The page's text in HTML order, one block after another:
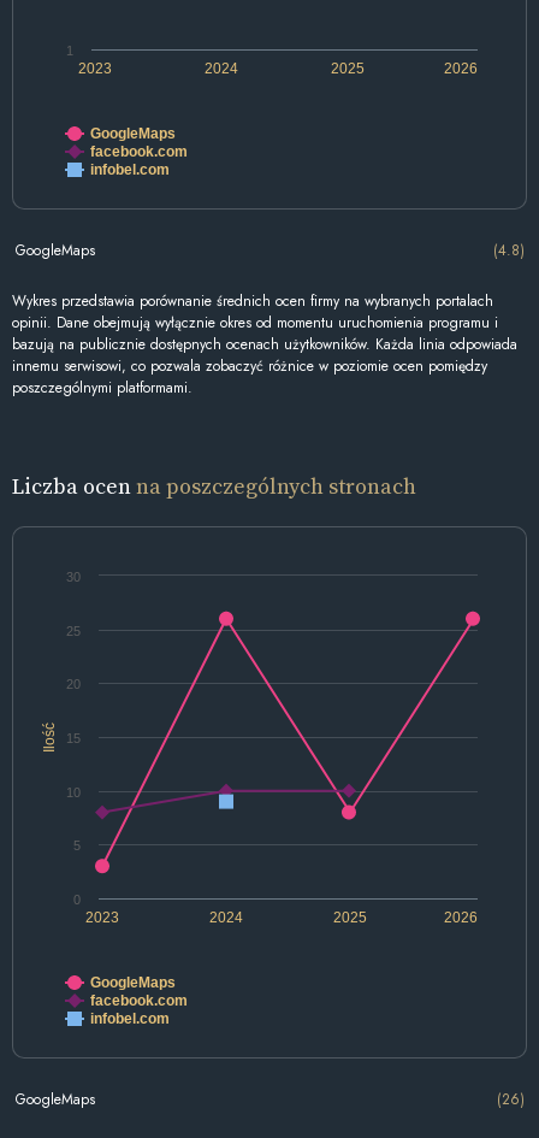
2024 2026
2023 2025
1
GoogleMaps
facebook.com
infobel.com
GoogleMaps (4.8)
Wykres przedstawia porównanie średnich ocen firmy na wybranych portalach
opinii. Dane obejmują wyłącznie okres od momentu uruchomienia programu i
bazują na publicznie dostępnych ocenach użytkowników. Każda linia odpowiada
innemu serwisowi, co pozwala zobaczyć różnice w poziomie ocen pomiędzy
poszczególnymi platformami.
Liczba ocenna poszczególnych stronach
Ilość
2024 2026
2023 2025
0
5
10
15
20
25
30
GoogleMaps
facebook.com
infobel.com
GoogleMaps (26)